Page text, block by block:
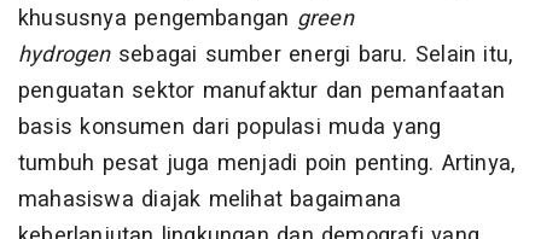
khususnya pengembangan green
hydrogensebagai sumber energi baru. Selain itu,
penguatan sektor manufaktur dan pemanfaatan
basis konsumen dari populasi muda yang
tumbuh pesat juga menjadi poin penting. Artinya,
mahasiswa diajak melihat bagaimana